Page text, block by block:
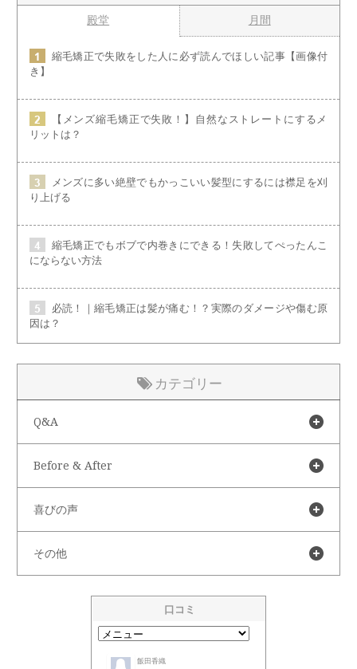
殿堂 月間
縮毛矯正で失敗をした人に必ず読んでほしい記事【画像付
き】
【メンズ縮毛矯正で失敗！】自然なストレートにするメ
リットは？
メンズに多い絶壁でもかっこいい髪型にするには襟足を刈
り上げる
縮毛矯正でもボブで内巻きにできる！失敗してぺったんこ
にならない方法
必読！｜縮毛矯正は髪が痛む！？実際のダメージや傷む原
因は？
カテゴリー
Q&A
Before & After
喜びの声
その他